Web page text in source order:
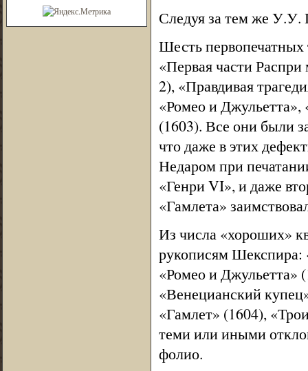
Следуя за тем же
Шесть первопечатных
«Первая части
2), «Правдивая
«Ромео и
(1603). Все они были
что даже в этих
Недаром при
«Генри VI», и даже
«Гамлета»
Из числа «хороших»
рукописям Шекспира:
«Ромео и Джульетта»
«Венецианский
«Гамлет» (1604),
теми или иными
фолио.